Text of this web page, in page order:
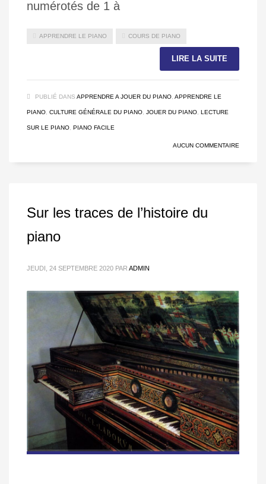
numérotés de 1 à
APPRENDRE LE PIANO COURS DE PIANO
LIRE LA SUITE
PUBLIÉ DANS APPRENDRE A JOUER DU PIANO, APPRENDRE LE
PIANO, CULTURE GÉNÉRALE DU PIANO, JOUER DU PIANO, LECTURE
SUR LE PIANO, PIANO FACILE
AUCUN COMMENTAIRE
Sur les traces de l’histoire du
piano
JEUDI, 24 SEPTEMBRE 2020 PAR ADMIN